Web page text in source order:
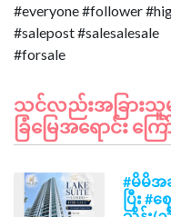
#everyone #follower
#salepost #salesalesale
သင်လည်းအခြား
ခြံမြေအရောင်း ကြော်
#မိမိအခ
ပြီး #